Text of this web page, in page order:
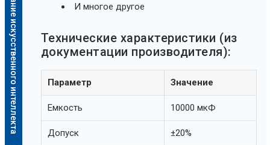
Описание искусственного интеллекта
И многое другое
Технические характеристики (из
документации производителя):
Параметр Значение
Емкость 10000 мкФ
Допуск ±20%